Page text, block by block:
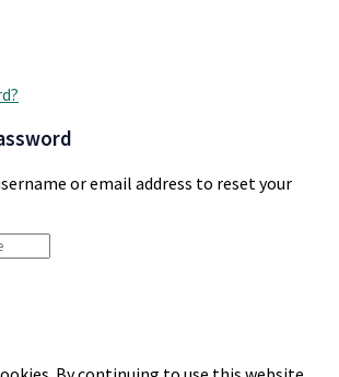
or email address to reset your